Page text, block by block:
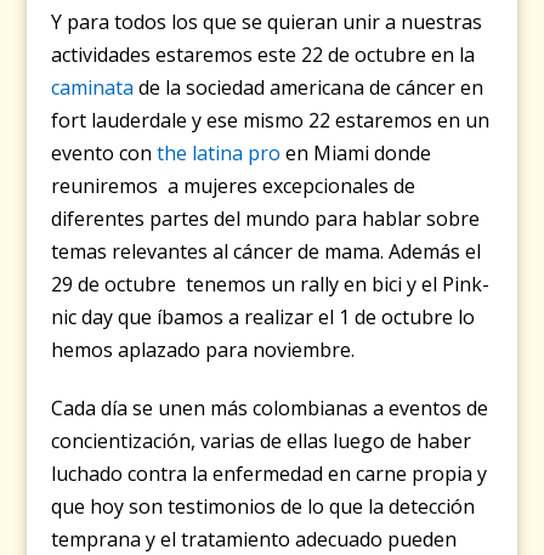
Y para todos los que se quieran unir a nuestras
actividades estaremos este 22 de octubre en la
caminatade la sociedad americana de cáncer en
fort lauderdale y ese mismo 22 estaremos en un
evento conthe latina pro en Miami donde
reuniremos a mujeres excepcionales de
diferentes partes del mundo para hablar sobre
temas relevantes al cáncer de mama. Además el
29 de octubre tenemos un rally en bici y el Pink-
nic day que íbamos a realizar el 1 de octubre lo
hemos aplazado para noviembre.
Cada día se unen más colombianas a eventos de
concientización, varias de ellas luego de haber
luchado contra la enfermedad en carne propia y
que hoy son testimonios de lo que la detección
temprana y el tratamiento adecuado pueden